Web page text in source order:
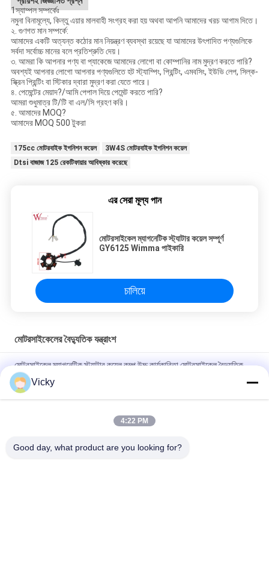
1স্যাম্পল সম্পর্কেঃ
নমুনা বিনামূল্যে, কিন্তু এয়ার মালবাহী সংগ্রহ করা হয় অথবা আপনি আমাদের খরচ আগাম দিতে।
২. গুণগত মান সম্পর্কে:
আমাদের একটি অত্যন্ত কঠোর মান নিয়ন্ত্রণ ব্যবস্থা রয়েছে যা আমাদের উৎপাদিত পণ্যগুলিকে
সর্বদা সর্বোচ্চ মানের বলে প্রতিশ্রুতি দেয়।
৩. আমরা কি আপনার পণ্য বা প্যাকেজে আমাদের লোগো বা কোম্পানির নাম মুদ্রণ করতে পারি?
অবশ্যই আপনার লোগো আপনার পণ্যগুলিতে হট স্ট্যাম্পিং, প্রিন্টিং, এমবসিং, ইউভি লেপ, সিল্ক-
স্ক্রিন প্রিন্টিং বা স্টিকার দ্বারা মুদ্রণ করা যেতে পারে।
৪. পেমেন্টের মেয়াদ?/আমি পেপাল দিয়ে পেমেন্ট করতে পারি?
আমরা শুধুমাত্র টি/টি বা এল/সি গ্রহণ করি।
৫. আমাদের MOQ?
আমাদের MOQ 500 টুকরা
175cc মোটরবাইক ইগনিশন কয়েল
3W4S মোটরবাইক ইগনিশন কয়েল
Dtsi বাজাজ 125 রেকটিফায়ার আবিষ্কার করেছে
এর সেরা মূল্য পান
মোটরসাইকেল ম্যাগনেটিক স্ট্যাটার কয়েল সম্পূর্ণ
GY6125 Wimma পাইকারি
চালিয়ে
মোটরসাইকেলের বৈদ্যুতিক যন্ত্রাংশ
মোটরসাইকেল ম্যাগনেটিক স্ট্যাটার কয়েল কম্প উচ্চ কার্যকারিতা মোটরসাইকেল বৈদ্যুতিক
যন্ত্রাংশ KRF
বি 2 বি ক্রেতাদের জন্য বৈদ্যুতিক মোটরসাইকেল রিলে সংযোগকারী ক্রিস 100 ভাল
Vicky
4:22 PM
Good day, what product are you looking for?